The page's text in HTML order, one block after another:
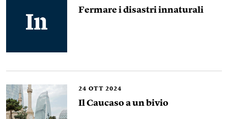
Fermare i disastri innaturali
24 OTT 2024
Il Caucaso a un bivio